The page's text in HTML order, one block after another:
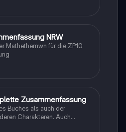
NRW
Mathethemwn für die ZP10
Zusammenfassung
Buches als auch der
Charakteren. Auch
ohne KI erstellt